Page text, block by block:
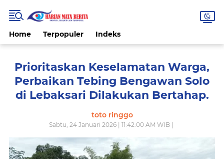
Home Terpopuler Indeks
Prioritaskan Keselamatan Warga,
Perbaikan Tebing Bengawan Solo
di Lebaksari Dilakukan Bertahap.
toto ringgo
Sabtu, 24 Januari 2026 | 11:42:00 AM WIB |